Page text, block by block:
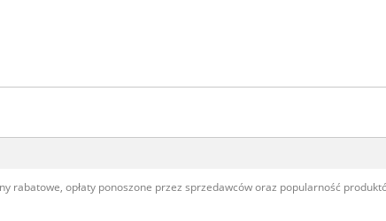
opłaty ponoszone przez sprzedawców oraz popularność